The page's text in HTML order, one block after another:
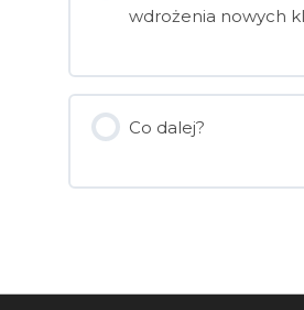
wdrożenia nowych
Co dalej?